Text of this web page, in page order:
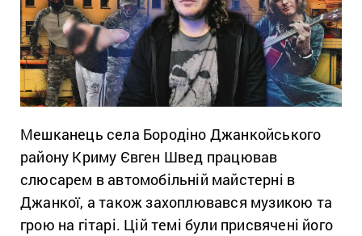
Мешканець села Бородіно Джанкойського
району Криму Євген Швед працював
слюсарем в автомобільній майстерні в
Джанкої, а також захоплювався музикою та
грою на гітарі. Цій темі були присвячені його